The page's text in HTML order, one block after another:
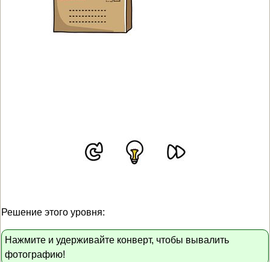
Решение этого уровня:
Нажмите и удерживайте конверт, чтобы вывалить
фотографию!